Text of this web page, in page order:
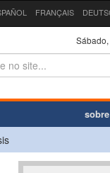
FRANÇAIS